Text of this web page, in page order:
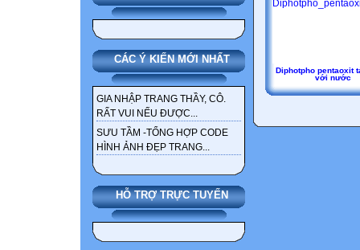
CÁC Ý KIẾN MỚI NHẤT
GIA NHẬP TRANG THẦY, CÔ.
RẤT VUI NẾU ĐƯỢC...
SƯU TẦM -TỔNG HỢP CODE
HÌNH ẢNH ĐẸP TRANG...
HỖ TRỢ TRỰC TUYẾN
Diphotpho pentaoxit
với nước